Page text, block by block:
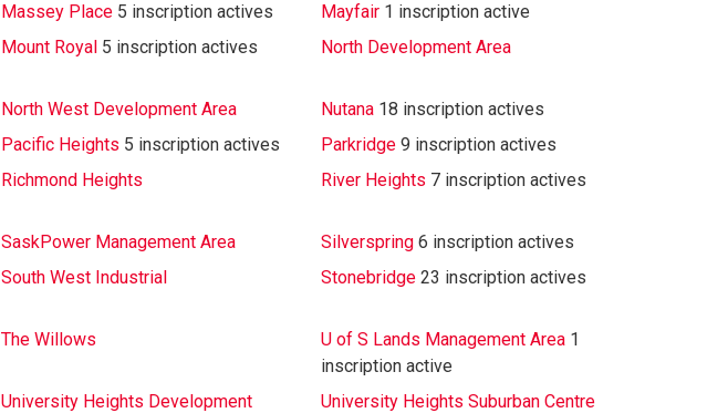
Massey Place 5 inscription actives Mayfair 1 inscription active
Mount Royal 5 inscription actives North Development Area
North West Development Area Nutana 18 inscription actives
Pacific Heights 5 inscription actives Parkridge 9 inscription actives
Richmond Heights River Heights 7 inscription actives
SaskPower Management Area Silverspring 6 inscription actives
South West Industrial Stonebridge 23 inscription actives
The Willows U of S Lands Management Area 1
inscription active
University Heights Development
University Heights Suburban Centre